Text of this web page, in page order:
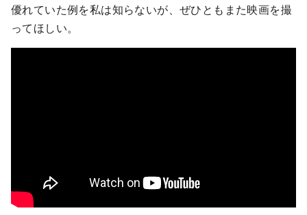
優れていた例を私は知らないが、ぜひともまた映画を撮
ってほしい。